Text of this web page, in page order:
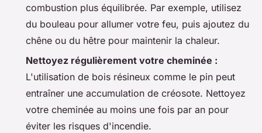
combustion plus équilibrée. Par exemple, utilisez
du bouleau pour allumer votre feu, puis ajoutez du
chêne ou du hêtre pour maintenir la chaleur.
Nettoyez régulièrement votre cheminée :
L'utilisation de bois résineux comme le pin peut
entraîner une accumulation de créosote. Nettoyez
votre cheminée au moins une fois par an pour
éviter les risques d'incendie.